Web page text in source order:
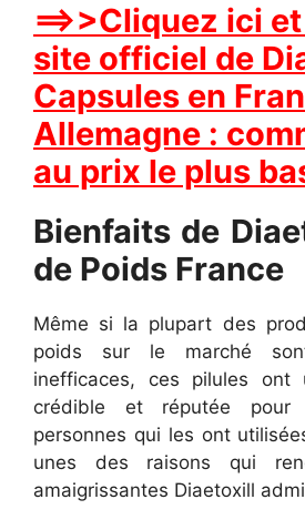
==>>Cliquez ici
site officiel de
Capsules en
Allemagne :
au prix le plus
Bienfaits de
de Poids France
Même si la plupart des
poids sur le marché
inefficaces, ces pilules ont
crédible et réputée pour
personnes qui les ont
unes des raisons qui
amaigrissantes Diaetoxill